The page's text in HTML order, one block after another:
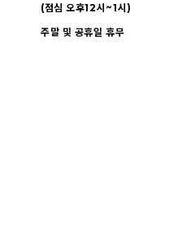
(점심 오후12시~1시)
주말 및 공휴일 휴무